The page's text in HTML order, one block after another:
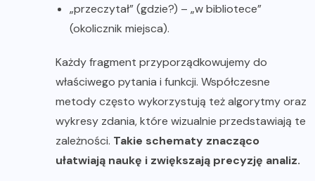
„przeczytał” (gdzie?) – „w bibliotece”
(okolicznik miejsca).
Każdy fragment przyporządkowujemy do
właściwego pytania i funkcji. Współczesne
metody często wykorzystują też algorytmy oraz
wykresy zdania, które wizualnie przedstawiają te
zależności. Takie schematy znacząco
ułatwiają naukę i zwiększają precyzję analiz.